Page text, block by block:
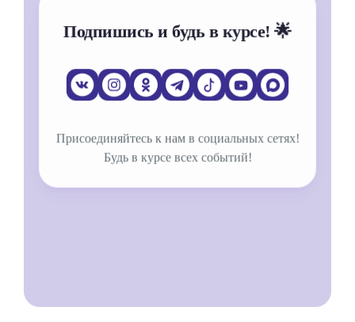
Подпишись и будь в курсе! 🌟
Присоединяйтесь к нам в социальных сетях!
Будь в курсе всех событий!